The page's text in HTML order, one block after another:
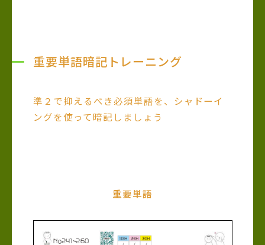
重要単語暗記トレーニング
準２で抑えるべき必須単語を、シャドーイ
ングを使って暗記しましょう
重要単語